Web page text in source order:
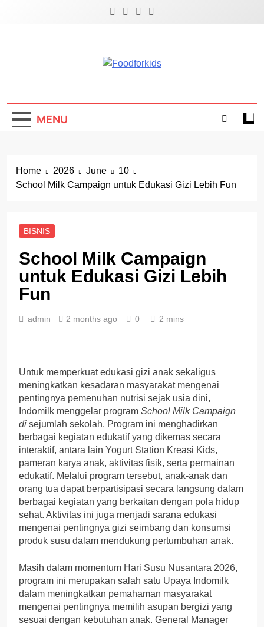
MENU
Home 2026 June
10
School Milk Campaign untuk Edukasi Gizi Lebih Fun
BISNIS
School Milk Campaign
untuk Edukasi Gizi Lebih
Fun
admin 2 months ago 0 2 mins
Untuk memperkuat edukasi gizi anak sekaligus
meningkatkan kesadaran masyarakat mengenai
pentingnya pemenuhan nutrisi sejak usia dini,
Indomilk menggelar program School Milk Campaign
di sejumlah sekolah. Program ini menghadirkan
berbagai kegiatan edukatif yang dikemas secara
interaktif, antara lain Yogurt Station Kreasi Kids,
pameran karya anak, aktivitas fisik, serta permainan
edukatif. Melalui program tersebut, anak-anak dan
orang tua dapat berpartisipasi secara langsung dalam
berbagai kegiatan yang berkaitan dengan pola hidup
sehat. Aktivitas ini juga menjadi sarana edukasi
mengenai pentingnya gizi seimbang dan konsumsi
produk susu dalam mendukung pertumbuhan anak.
Masih dalam momentum Hari Susu Nusantara 2026,
program ini merupakan salah satu Upaya Indomilk
dalam meningkatkan pemahaman masyarakat
mengenai pentingnya memilih asupan bergizi yang
sesuai dengan kebutuhan anak. General Manager